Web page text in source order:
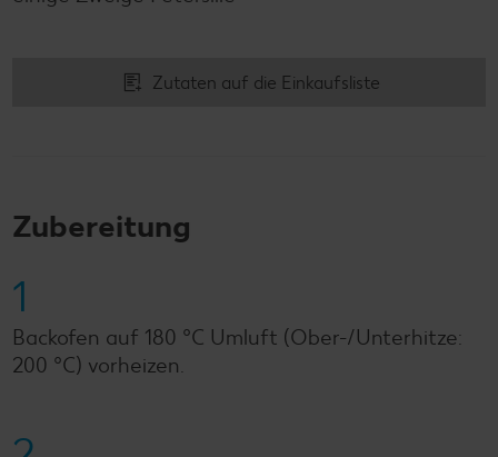
Zutaten auf die Einkaufsliste
Zubereitung
1
Backofen auf 180 °C Umluft (Ober-/Unterhitze:
200 °C) vorheizen.